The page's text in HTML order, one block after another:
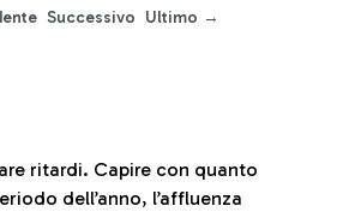
Successivo Ultimo →
ritardi. Capire con quanto
dell’anno, l’affluenza